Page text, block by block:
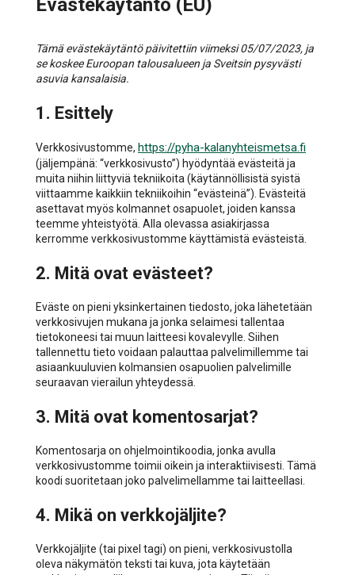
Evästekäytäntö (EU)
Tämä evästekäytäntö päivitettiin viimeksi 05/07/2023, ja
se koskee Euroopan talousalueen ja Sveitsin pysyvästi
asuvia kansalaisia.
1. Esittely
Verkkosivustomme, https://pyha-kalanyhteismetsa.fi
(jäljempänä: “verkkosivusto”) hyödyntää evästeitä ja
muita niihin liittyviä tekniikoita (käytännöllisistä syistä
viittaamme kaikkiin tekniikoihin “evästeinä”). Evästeitä
asettavat myös kolmannet osapuolet, joiden kanssa
teemme yhteistyötä. Alla olevassa asiakirjassa
kerromme verkkosivustomme käyttämistä evästeistä.
2. Mitä ovat evästeet?
Eväste on pieni yksinkertainen tiedosto, joka lähetetään
verkkosivujen mukana ja jonka selaimesi tallentaa
tietokoneesi tai muun laitteesi kovalevylle. Siihen
tallennettu tieto voidaan palauttaa palvelimillemme tai
asiaankuuluvien kolmansien osapuolien palvelimille
seuraavan vierailun yhteydessä.
3. Mitä ovat komentosarjat?
Komentosarja on ohjelmointikoodia, jonka avulla
verkkosivustomme toimii oikein ja interaktiivisesti. Tämä
koodi suoritetaan joko palvelimellamme tai laitteellasi.
4. Mikä on verkkojäljite?
Verkkojäljite (tai pixel tagi) on pieni, verkkosivustolla
oleva näkymätön teksti tai kuva, jota käytetään